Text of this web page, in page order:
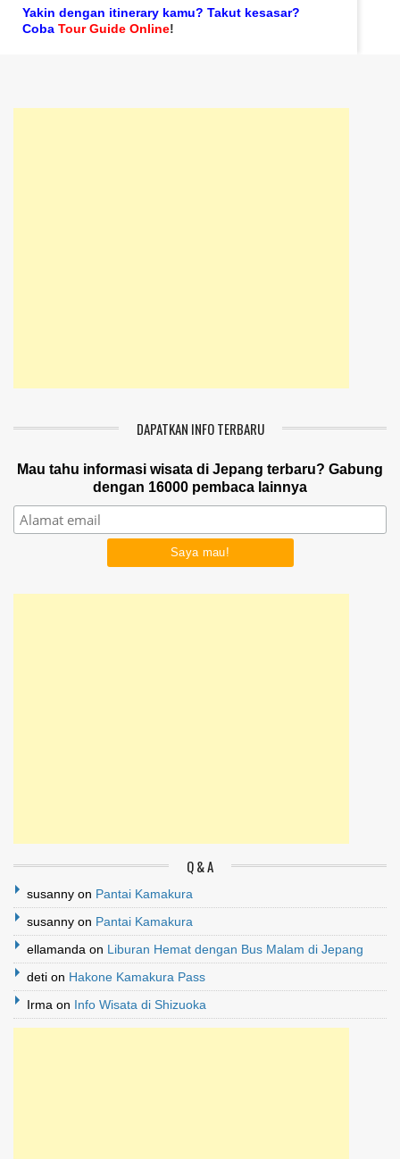
Yakin dengan itinerary kamu? Takut kesasar?
Coba Tour Guide Online!
DAPATKAN INFO TERBARU
Mau tahu informasi wisata di Jepang terbaru? Gabung
dengan 16000 pembaca lainnya
Q & A
susanny on Pantai Kamakura
susanny on Pantai Kamakura
ellamanda on Liburan Hemat dengan Bus Malam di Jepang
deti on Hakone Kamakura Pass
Irma on Info Wisata di Shizuoka